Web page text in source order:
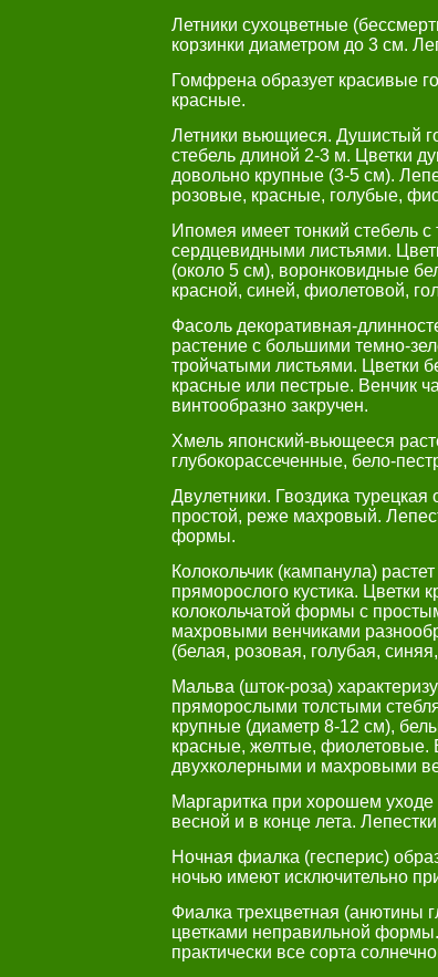
Летники сухоцветные
корзинки диаметром до 3 см.
Гомфрена образует красивые
красные.
Летники вьющиеся. Душистый
стебель длиной 2-3 м. Цветки
довольно крупные (3-5 см).
розовые, красные, голубые,
Ипомея имеет тонкий стебель
сердцевидными листьями.
(около 5 см), воронковидные
красной, синей, фиолетовой,
Фасоль декоративная-
растение с большими темно-
тройчатыми листьями. Цветки
красные или пестрые. Венчик
винтообразно закручен.
Хмель японский-вьющееся
глубокорассеченные, бело-
Двулетники. Гвоздика
простой, реже махровый.
формы.
Колокольчик (кампанула)
пряморослого кустика. Цветки
колокольчатой формы с
махровыми венчиками
(белая, розовая, голубая,
Мальва (шток-роза)
пряморослыми толстыми
крупные (диаметр 8-12 см),
красные, желтые, фиолетовые.
двухколерными и махровыми
Маргаритка при хорошем
весной и в конце лета.
Ночная фиалка (гесперис)
ночью имеют исключительно
Фиалка трехцветная (анютины
цветками неправильной
практически все сорта